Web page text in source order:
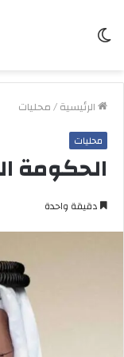
الرئيسية/محليات
محليات
الحكومة
دقيقة واحدة